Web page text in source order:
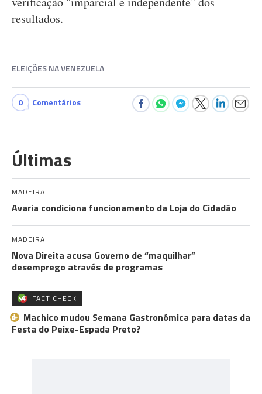
resultados.
ELEIÇÕES NA VENEZUELA
0 Comentários
Últimas
MADEIRA
Avaria condiciona funcionamento da Loja do Cidadão
MADEIRA
Nova Direita acusa Governo de “maquilhar”
desemprego através de programas
FACT CHECK
Machico mudou Semana Gastronómica para datas da
Festa do Peixe-Espada Preto?